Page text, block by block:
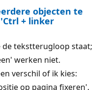
objecten te
+ linker
de tekstterugloop staat;
werken niet.
verschil of ik kies:
op pagina fixeren'.